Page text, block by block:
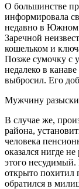
О большинстве
информировала
недавно в Южном
Заречной
кошельком и
Позже сумочку с
недалеко в
выбросил. Его
Мужчину
В случае же,
района,
человека
оказался нигде
этого
открыто похитил
обратился в